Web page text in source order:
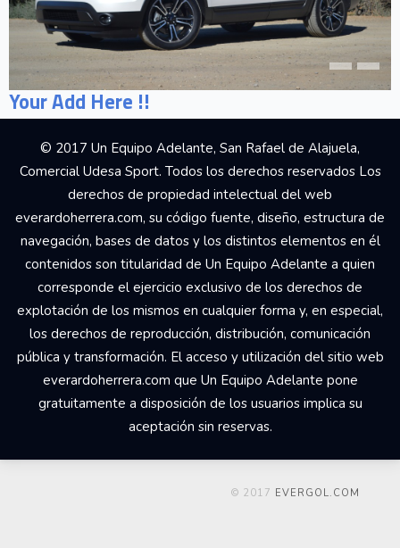
Your Add Here !!
© 2017 Un Equipo Adelante, San Rafael de Alajuela,
Comercial Udesa Sport. Todos los derechos reservados Los
derechos de propiedad intelectual del web
everardoherrera.com, su código fuente, diseño, estructura de
navegación, bases de datos y los distintos elementos en él
contenidos son titularidad de Un Equipo Adelante a quien
corresponde el ejercicio exclusivo de los derechos de
explotación de los mismos en cualquier forma y, en especial,
los derechos de reproducción, distribución, comunicación
pública y transformación. El acceso y utilización del sitio web
everardoherrera.com que Un Equipo Adelante pone
gratuitamente a disposición de los usuarios implica su
aceptación sin reservas.
© 2017 EVERGOL.COM